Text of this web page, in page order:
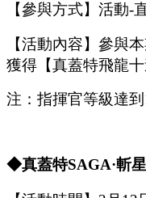
【參與方式】 活動-
【活動內容】參與
獲得【真蓋特飛龍
注：指揮官等級達到
◆真蓋特SAGA·斬星